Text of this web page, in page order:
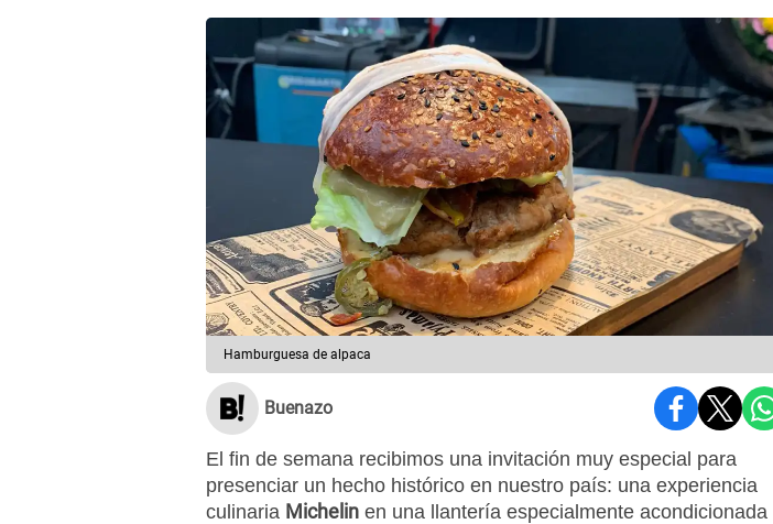
Hamburguesa de alpaca
Buenazo
El fin de semana recibimos una invitación muy especial para
presenciar un hecho histórico en nuestro país: una experiencia
culinaria Michelin en una llantería especialmente acondicionada